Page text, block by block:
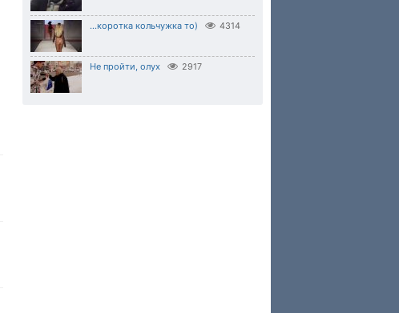
...коротка кольчужка то) 4314
Не пройти, олух 2917